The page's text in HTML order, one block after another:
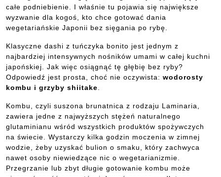
całe podniebienie. I właśnie tu pojawia się największe
wyzwanie dla kogoś, kto chce gotować dania
wegetariańskie Japonii bez sięgania po rybę.
Klasyczne dashi z tuńczyka bonito jest jednym z
najbardziej intensywnych nośników umami w całej kuchni
japońskiej. Jak więc osiągnąć tę głębię bez ryby?
Odpowiedź jest prosta, choć nie oczywista: wodorosty
kombu i grzyby shiitake
Kombu, czyli suszona brunatnica z rodzaju Laminaria,
zawiera jedne z najwyższych stężeń naturalnego
glutaminianu wśród wszystkich produktów spożywczych
na świecie. Wystarczy kilka godzin moczenia w zimnej
wodzie, żeby uzyskać bulion o smaku, który zachwyca
nawet osoby niewiedzące nic o wegetarianizmie.
Przegrzanie lub zbyt długie gotowanie kombu może